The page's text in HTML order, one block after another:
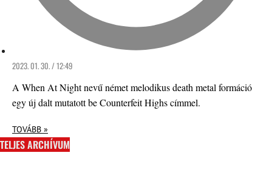
2023. 01. 30. / 12:49
A When At Night nevű német melodikus death metal formáció
egy új dalt mutatott be Counterfeit Highs címmel.
TOVÁBB »
TELJES ARCHÍVUM